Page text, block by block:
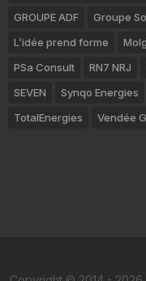
GROUPE ADF
Groupe
L’idée prend forme
PSa Consult
RN7 NRJ
SEVEN
Synqo Energies
TotalEnergies
Vendée